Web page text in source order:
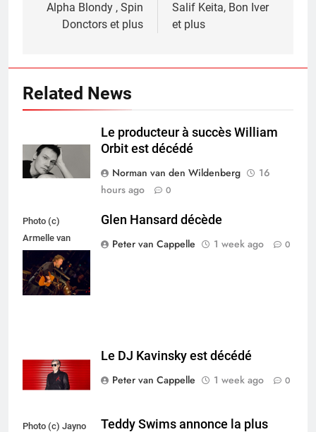
Alpha Blondy , Spin
Donctors et plus
Salif Keita, Bon Iver
et plus
Related News
Le producteur à succès William
Orbit est décédé
Norman van den Wildenberg
16
hours ago
0
Photo (c)
Armelle van
Helden,
Maxazine.nl
Glen Hansard décède
Peter van Cappelle
1 week ago 0
Le DJ Kavinsky est décédé
Peter van Cappelle
1 week ago 0
Photo (c) Jayno
Teddy Swims annonce la plus